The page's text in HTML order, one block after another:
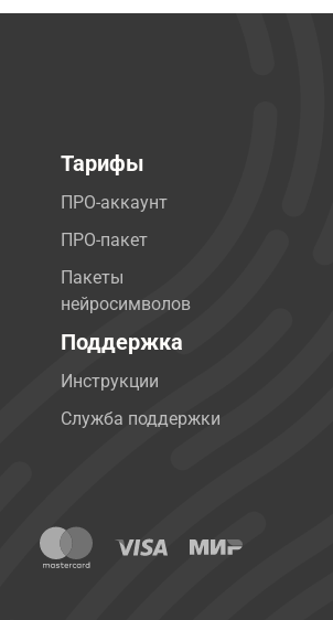
Тарифы
ПРО-аккаунт
ПРО-пакет
Пакеты
нейросимволов
Поддержка
Инструкции
Служба поддержки